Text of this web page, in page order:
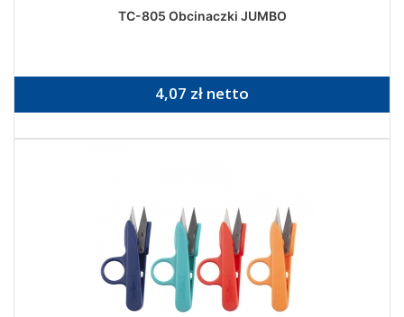
TC-805 Obcinaczki JUMBO
4,07 zł netto